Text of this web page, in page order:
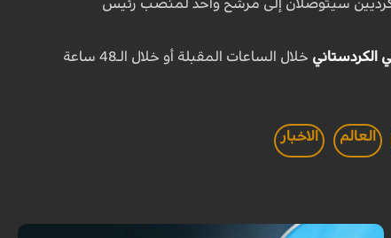
سيتوصلان إلى مرشح واحد لمنصب رئيس
الكردستاني
خلال الساعات المقبلة أو خلال الـ48 ساعة
العالم الاخبار